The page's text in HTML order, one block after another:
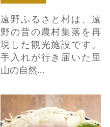
遠野ふるさと村は、遠
野の昔の農村集落を再
現した観光施設です。
手入れが行き届いた里
山の自然…
遠野名物「バケツジン
ギスカン」 の詳細はこ
ちら